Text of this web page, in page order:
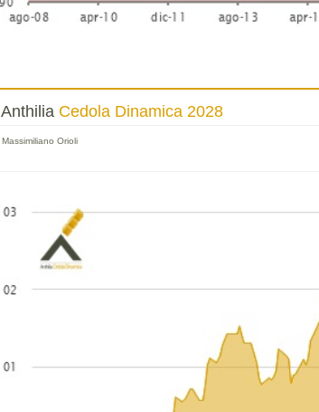
Anthilia Cedola Dinamica 2028
Massimiliano Orioli